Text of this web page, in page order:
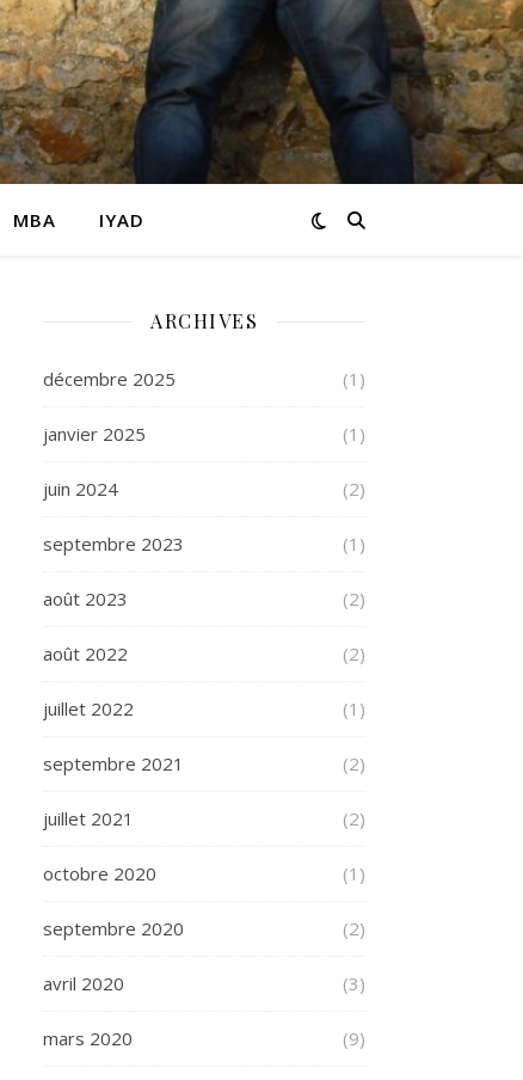
MBA IYAD
ARCHIVES
décembre 2025 (1)
janvier 2025 (1)
juin 2024 (2)
septembre 2023 (1)
août 2023 (2)
août 2022 (2)
juillet 2022 (1)
septembre 2021 (2)
juillet 2021 (2)
octobre 2020 (1)
septembre 2020 (2)
avril 2020 (3)
mars 2020 (9)